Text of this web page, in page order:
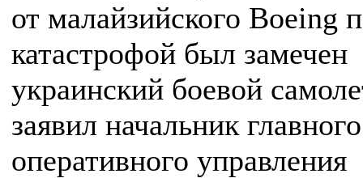
от малайзийского Boeing
катастрофой был замечен
украинский боевой
заявил начальник главного
оперативного управления